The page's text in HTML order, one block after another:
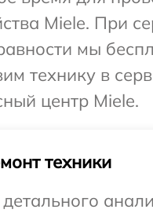
Miele. При
мы
технику в
центр Miele.
техники